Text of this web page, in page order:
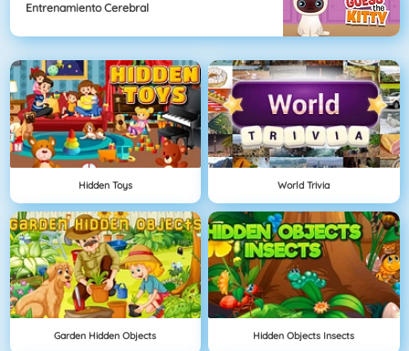
Entrenamiento Cerebral
Hidden Toys World Trivia
Garden Hidden Objects Hidden Objects Insects